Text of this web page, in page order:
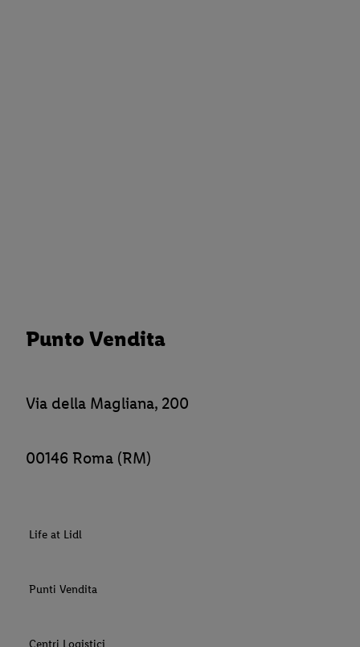
Punto Vendita
Via della Magliana, 200
00146 Roma (RM)
Life at Lidl
Punti Vendita
Centri Logistici